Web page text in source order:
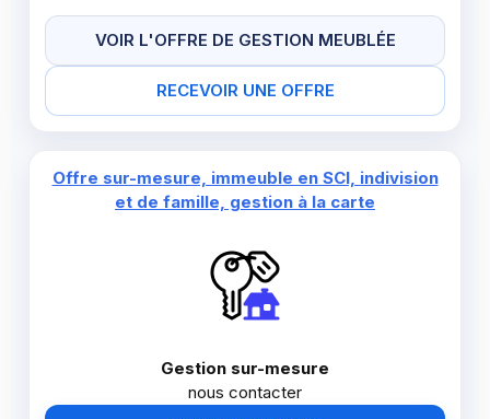
VOIR L'OFFRE DE GESTION MEUBLÉE
RECEVOIR UNE OFFRE
Offre sur-mesure, immeuble en SCI, indivision
et de famille, gestion à la carte
Gestion sur-mesure
nous contacter